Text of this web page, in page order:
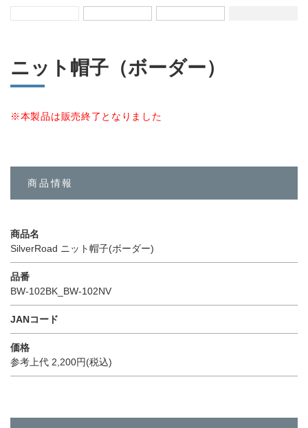
修理依頼・製品問い合わせ
tel.0256-33-0532
ニット帽子（ボーダー）
※本製品は販売終了となりました
商品情報
商品名
SilverRoad ニット帽子(ボーダー)
品番
BW-102BK_BW-102NV
JANコード
価格
参考上代 2,200円(税込)